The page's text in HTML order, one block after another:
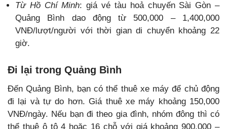
Từ Hồ Chí Minh: giá vé tàu hoả chuyến Sài Gòn –
Quảng Bình dao động từ 500,000 – 1,400,000
VNĐ/lượt/người với thời gian di chuyển khoảng 22
giờ.
Đi lại trong Quảng Bình
Đến Quảng Bình, bạn có thể thuê xe máy để chủ động
đi lại và tự do hơn. Giá thuê xe máy khoảng 150,000
VNĐ/ngày. Nếu bạn đi theo gia đình, nhóm đông thì có
thể thuê ô tô 4 hoặc 16 chỗ với giá khoảng 900,000 –